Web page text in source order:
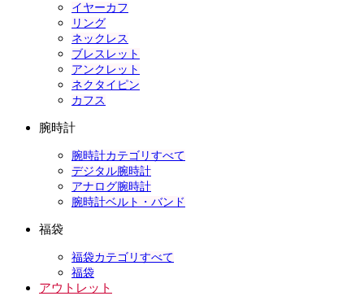
イヤーカフ
リング
ネックレス
ブレスレット
アンクレット
ネクタイピン
カフス
腕時計
腕時計カテゴリすべて
デジタル腕時計
アナログ腕時計
腕時計ベルト・バンド
福袋
福袋カテゴリすべて
福袋
アウトレット